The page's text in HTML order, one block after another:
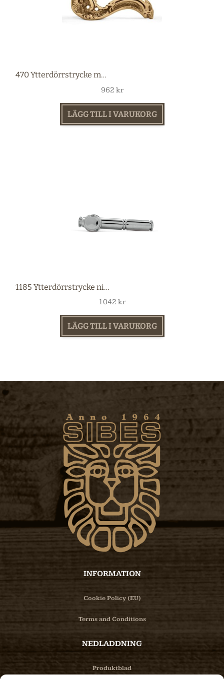
470 Ytterdörrstrycke mässing
962 kr
LÄGG TILL I VARUKORG
1185 Ytterdörrstrycke nickel
1042 kr
LÄGG TILL I VARUKORG
INFORMATION
Cookie Policy (EU)
Terms and Conditions
NEDLADDNING
Produktblad